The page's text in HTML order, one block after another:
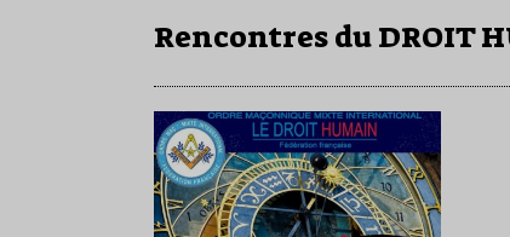
Rencontres du DROIT